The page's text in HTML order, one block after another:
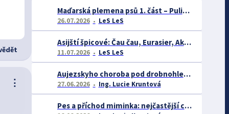
⋮
Maďarská plemena psů 1. část – Puli, Komondor
26.07.2026 LeS LeS
Asijští špicové: Čau čau, Eurasier, Akita inu a další
11.07.2026 LeS LeS
Aujezskyho choroba pod drobnohledem: proč se o ní nyní mluví více než dříve
27.06.2026 Ing. Lucie Kruntová
Pes a příchod miminka: nejčastější chyby majitelů a jak se jim vyhnout